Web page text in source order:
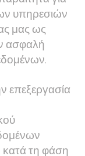
υπηρεσιών
μας ως
ασφαλή
επεξεργασία
κατά τη φάση